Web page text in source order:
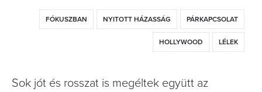
FÓKUSZBAN NYITOTT HÁZASSÁG PÁRKAPCSOLAT
HOLLYWOOD LÉLEK
Sok jót és rosszat is megéltek együtt az